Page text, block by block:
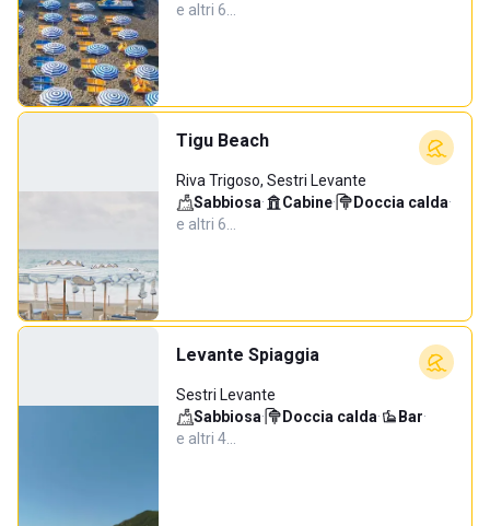
e altri 6…
Tigu Beach
Riva Trigoso, Sestri Levante
Sabbiosa· Cabine· Doccia calda·
e altri 6…
Levante Spiaggia
Sestri Levante
Sabbiosa· Doccia calda· Bar·
e altri 4…